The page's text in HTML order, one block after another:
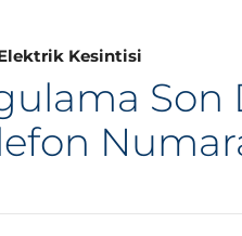
Kesintisi
Son